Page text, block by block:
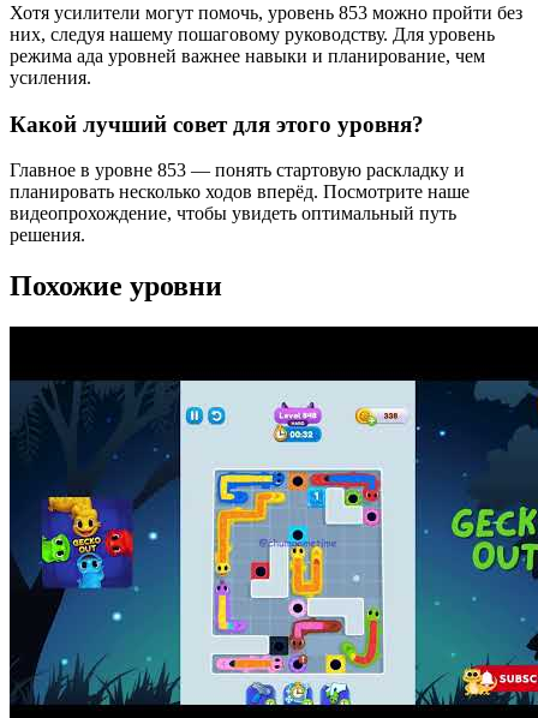
Хотя усилители могут помочь, уровень 853 можно пройти без
них, следуя нашему пошаговому руководству. Для уровень
режима ада уровней важнее навыки и планирование, чем
усиления.
Какой лучший совет для этого уровня?
Главное в уровне 853 — понять стартовую раскладку и
планировать несколько ходов вперёд. Посмотрите наше
видеопрохождение, чтобы увидеть оптимальный путь
решения.
Похожие уровни